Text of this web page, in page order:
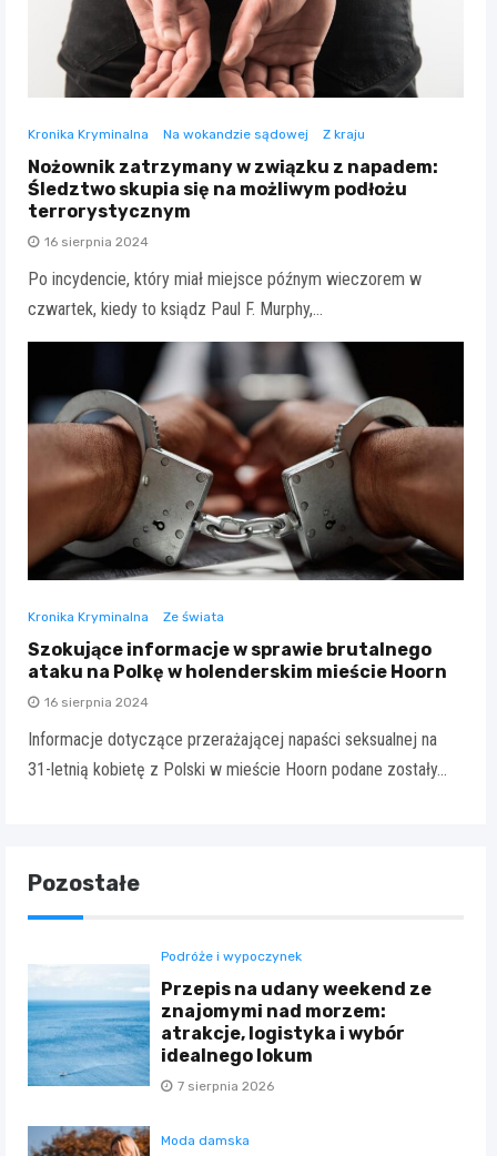
Kronika Kryminalna Na wokandzie sądowej Z kraju
Nożownik zatrzymany w związku z napadem:
Śledztwo skupia się na możliwym podłożu
terrorystycznym
16 sierpnia 2024
Po incydencie, który miał miejsce późnym wieczorem w
czwartek, kiedy to ksiądz Paul F. Murphy,…
Kronika Kryminalna Ze świata
Szokujące informacje w sprawie brutalnego
ataku na Polkę w holenderskim mieście Hoorn
16 sierpnia 2024
Informacje dotyczące przerażającej napaści seksualnej na
31-letnią kobietę z Polski w mieście Hoorn podane zostały…
Pozostałe
Podróże i wypoczynek
Przepis na udany weekend ze
znajomymi nad morzem:
atrakcje, logistyka i wybór
idealnego lokum
7 sierpnia 2026
Moda damska